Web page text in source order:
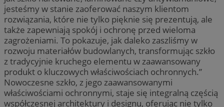
jesteśmy w stanie zaoferować naszym klientom
rozwiązania, które nie tylko pięknie się prezentują, ale
także zapewniają spokój i ochronę przed wieloma
zagrożeniami. To pokazuje, jak daleko zaszliśmy w
rozwoju materiałów budowlanych, transformując szkło
z tradycyjnie kruchego elementu w zaawansowany
produkt o kluczowych właściwościach ochronnych.”
Nowoczesne szkło, z jego zaawansowanymi
właściwościami ochronnymi, staje się integralną częścią
współczesnej architektury i designu, oferując nie tylko